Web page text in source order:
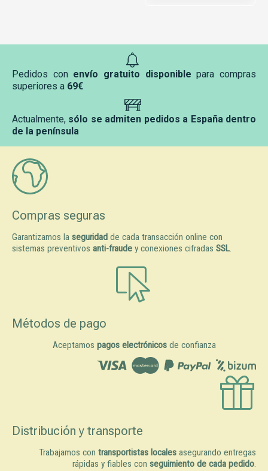
Pedidos con envío gratuito disponible para compras
superiores a 69€
Actualmente, sólo se admiten pedidos a España dentro
de la península
Compras seguras
Garantizamos la seguridad de cada transacción online con
sistemas preventivos anti-fraude y conexiones cifradas SSL
Métodos de pago
Aceptamos pagos electrónicosde confianza
Distribución y transporte
Trabajamos con transportistas locales asegurando entregas
rápidas y fiables con seguimiento de cada pedido